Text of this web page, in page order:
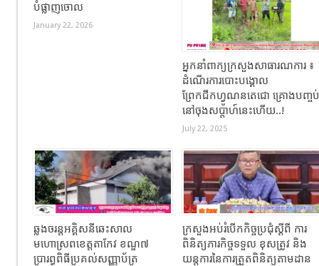
បំផ្លាញចោល
January 22, 2026
អ្នកនាំពាក្យក្រសួងសាធារណការ ៖
ដំណើរការបោះបង្គោល
ព្រែកជីកហ្វូណនតេជោ គ្រោងបញ្ចប់
នៅចុងសប្តាហ៍នេះហើយ..!
July 22, 2025
ឆ្លងចរន្តអគ្គិសនីឆេះសាល
មហោស្រពខេត្តតាកែវ ខណ្ឌ៧
ប្រារព្ធពិធីប្រគល់សញ្ញាប័ត្រ
ក្រសួងអប់រំបើកកិច្ចប្រជុំស្តីពី ការ
ពិនិត្យភារកិច្ចទទួល ខុសត្រូវ និង
យន្តការនៃការត្រួតពិនិត្យតាមដាន